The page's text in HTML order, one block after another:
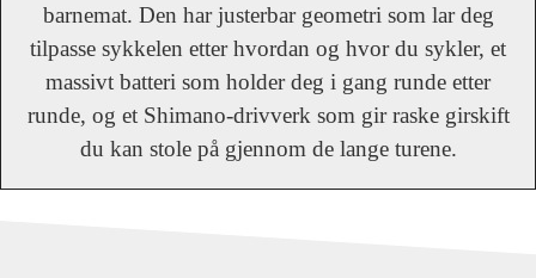
barnemat. Den har justerbar geometri som lar deg
tilpasse sykkelen etter hvordan og hvor du sykler, et
massivt batteri som holder deg i gang runde etter
runde, og et Shimano-drivverk som gir raske girskift
du kan stole på gjennom de lange turene.